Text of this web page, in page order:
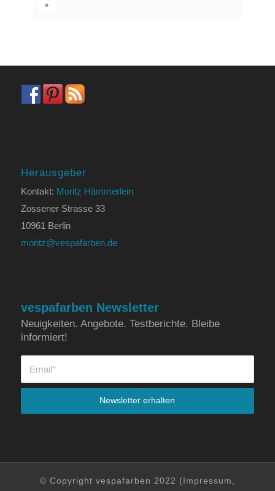
»
Herausgeber
Kontakt: Moritz Hämmerlein
Zossener Strasse 33
10961 Berlin
moritz@vespafarben.de
vespafarben Newsletter
Neuigkeiten. Angebote. Testberichte. Bleibe
informiert!
© Copyright vespafarben 2022 (Impressum